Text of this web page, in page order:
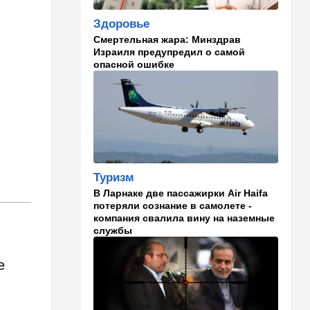
которая устроила опасные
ралли возле Мицпе-Иерихо
19:25 Ближний Восток
Что ни день, то новый план
по Ормузу: раскошелиться
придется Европе
В мире
Трамп дал характеристику
антиизраильскому политику
из Мичигана
18:30 Мнения
Рекорд вопреки бойкотам
В мире
Схватилась за нож и пошла
резать мужчин: кровавая
атака в центре Лондона
Здоровье
Смертельная жара: Минздрав
Израиля предупредил о самой
опасной ошибке
Туризм
В Ларнаке две пассажирки Air Haifa
потеряли сознание в самолете -
компания свалила вину на наземные
службы